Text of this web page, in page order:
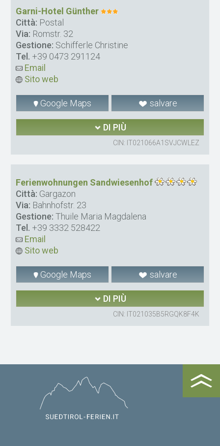
Garni-Hotel Günther
Città: Postal
Via: Romstr. 32
Gestione: Schifferle Christine
Tel. +39 0473 291124
Email
Sito web
Google Maps salvare
DI PIÙ
CIN: IT021066A1SVJCWLEZ
Ferienwohnungen Sandwiesenhof
Città: Gargazon
Via: Bahnhofstr. 23
Gestione: Thuile Maria Magdalena
Tel. +39 3332 528422
Email
Sito web
Google Maps salvare
DI PIÙ
CIN: IT021035B5RGQK8F4K